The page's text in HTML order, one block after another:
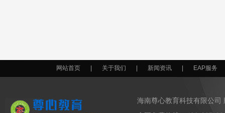
网站首页 关于我们 新闻资讯 EAP服务
海南尊心教育科技有限公司